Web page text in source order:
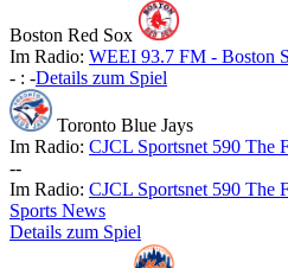
Boston Red Sox
Im Radio: WEEI 93.7 FM - Boston
- : -Details zum Spiel
Toronto Blue Jays
Im Radio: CJCL Sportsnet 590 The
--
Im Radio: CJCL Sportsnet 590 The
Sports News
Details zum Spiel